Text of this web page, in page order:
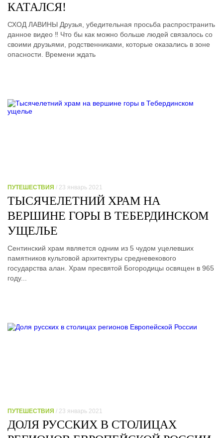
КАТАЛСЯ!
СХОД ЛАВИНЫ Друзья, убедительная просьба распространить
данное видео ‼️ Что бы как можно больше людей связалось со
своими друзьями, родственниками, которые оказались в зоне
опасности. Времени ждать
ПУТЕШЕСТВИЯ / 23 январь 2021
ТЫСЯЧЕЛЕТНИЙ ХРАМ НА
ВЕРШИНЕ ГОРЫ В ТЕБЕРДИНСКОМ
УЩЕЛЬЕ
Сентинский храм является одним из 5 чудом уцелевших
памятников культовой архитектуры средневекового
государства алан. Храм пресвятой Богородицы освящен в 965
году...
ПУТЕШЕСТВИЯ / 23 январь 2021
ДОЛЯ РУССКИХ В СТОЛИЦАХ